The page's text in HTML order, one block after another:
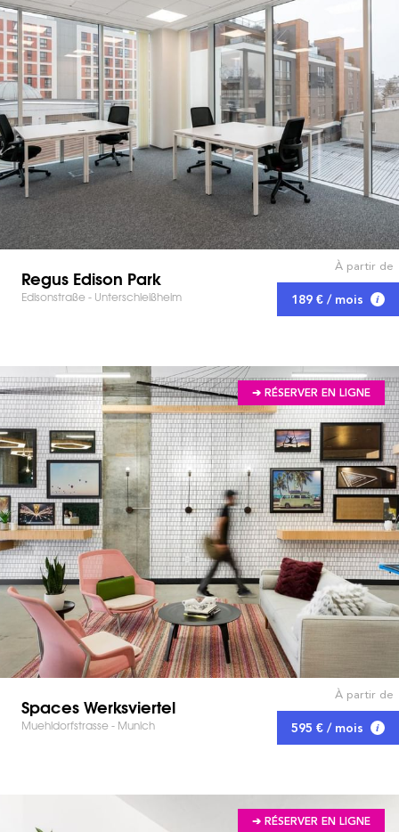
Regus Edison Park
Edisonstraße - Unterschleißheim
À partir de
189 € / mois
➔ RÉSERVER EN LIGNE
Spaces Werksviertel
Muehldorfstrasse - Munich
À partir de
595 € / mois
➔ RÉSERVER EN LIGNE